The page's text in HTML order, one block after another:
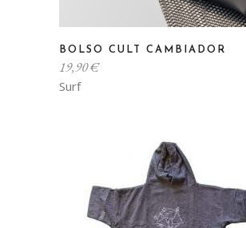
Surf
BOLSO CULT CAMBIADOR
19,90€